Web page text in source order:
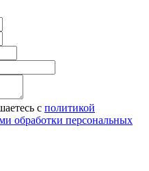
с политикой
обработки персональных